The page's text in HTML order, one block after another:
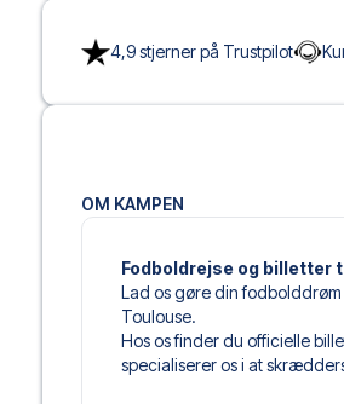
4,9 stjerner på Trustpilot
OM KAMPEN
Fodboldrejse og billetter
Lad os gøre din
Toulouse.
Hos os finder du officielle
specialiserer os i at